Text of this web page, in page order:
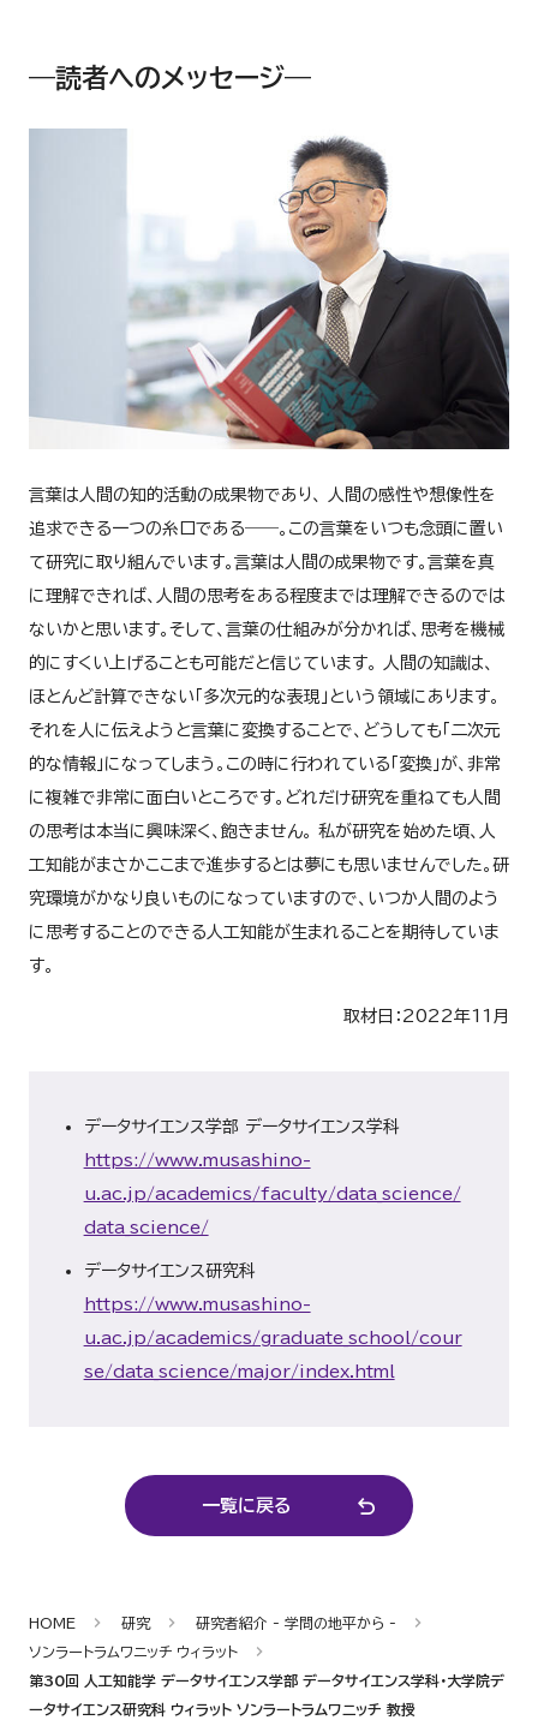
―読者へのメッセージ―
言葉は人間の知的活動の成果物であり、 人間の感性や想像性を
追求できる一つの糸口である――。この言葉をいつも念頭に置い
て研究に取り組んでいます。言葉は人間の成果物です。言葉を真
に理解できれば、人間の思考をある程度までは理解できるのでは
ないかと思います。そして、言葉の仕組みが分かれば、思考を機械
的にすくい上げることも可能だと信じています。 人間の知識は、
ほとんど計算できない「多次元的な表現」という領域にあります。
それを人に伝えようと言葉に変換することで、どうしても「二次元
的な情報」になってしまう。この時に行われている「変換」が、非常
に複雑で非常に面白いところです。どれだけ研究を重ねても人間
の思考は本当に興味深く、飽きません。 私が研究を始めた頃、人
工知能がまさかここまで進歩するとは夢にも思いませんでした。研
究環境がかなり良いものになっていますので、いつか人間のよう
に思考することのできる人工知能が生まれることを期待していま
す。
取材日：2022年11月
データサイエンス学部 データサイエンス学科
https://www.musashino-
u.ac.jp/academics/faculty/data_science/
data_science/
データサイエンス研究科
https://www.musashino-
u.ac.jp/academics/graduate_school/cour
se/data_science/major/index.html
一覧に戻る
HOME 研究
研究者紹介 - 学問の地平から -
ソンラートラムワニッチ ウィラット
第30回 人工知能学 データサイエンス学部 データサイエンス学科・大学院デ
ータサイエンス研究科 ウィラット ソンラートラムワニッチ 教授